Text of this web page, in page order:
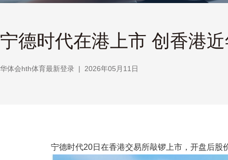
宁德时代在港上市 创香港
华体会hth体育最新登录 | 2026年05月11日
宁德时代20日在香港交易所敲锣上市，开盘后股